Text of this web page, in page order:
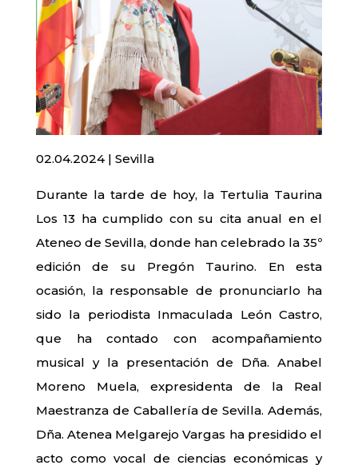
02.04.2024 | Sevilla
Durante la tarde de hoy, la Tertulia Taurina
Los 13 ha cumplido con su cita anual en el
Ateneo de Sevilla, donde han celebrado la 35º
edición de su Pregón Taurino. En esta
ocasión, la responsable de pronunciarlo ha
sido la periodista Inmaculada León Castro,
que ha contado con acompañamiento
musical y la presentación de Dña. Anabel
Moreno Muela, expresidenta de la Real
Maestranza de Caballería de Sevilla. Además,
Dña. Atenea Melgarejo Vargas ha presidido el
acto como vocal de ciencias económicas y